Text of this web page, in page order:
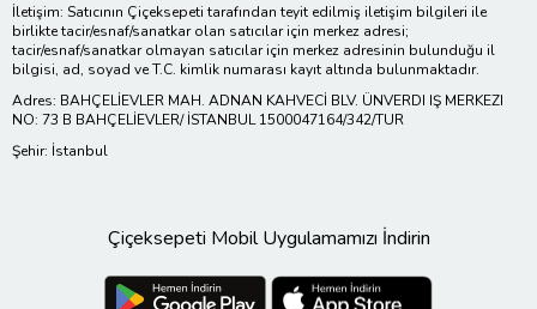
İletişim: Satıcının Çiçeksepeti tarafından teyit edilmiş iletişim bilgileri ile
birlikte tacir/esnaf/sanatkar olan satıcılar için merkez adresi;
tacir/esnaf/sanatkar olmayan satıcılar için merkez adresinin bulunduğu il
bilgisi, ad, soyad ve T.C. kimlik numarası kayıt altında bulunmaktadır.
Adres: BAHÇELİEVLER MAH. ADNAN KAHVECİ BLV. ÜNVERDI IŞ MERKEZI
NO: 73 B BAHÇELİEVLER/ İSTANBUL 1500047164/342/TUR
Şehir: İstanbul
Çiçeksepeti Mobil Uygulamamızı İndirin